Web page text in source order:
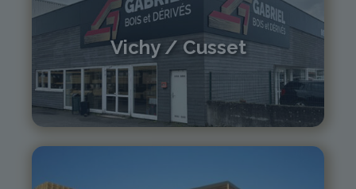
Vichy / Cusset
04 70 97 56 39
cusset@gabriel-sa.fr